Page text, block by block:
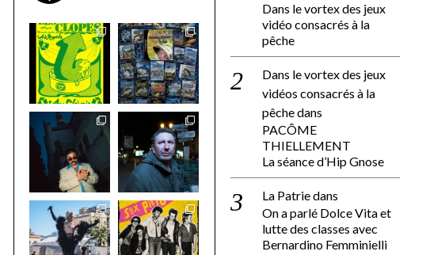
Dans le vortex des jeux
vidéo consacrés à la
pêche
Dans le vortex des jeux
vidéos consacrés à la
pêchedans
PACÔME
THIELLEMENT
La séance d’Hip Gnose
La Patriedans
On a parlé Dolce Vita et
lutte des classes avec
Bernardino Femminielli